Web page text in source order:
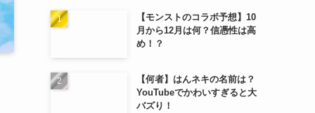
【モンストのコラボ予想】10
月から12月は何？信憑性は高
め！？
【何者】はんネキの名前は？
YouTubeでかわいすぎると大
バズり！